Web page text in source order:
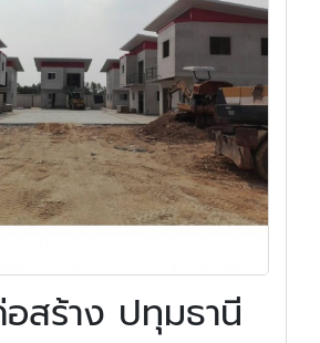
อสร้าง ปทุมธานี